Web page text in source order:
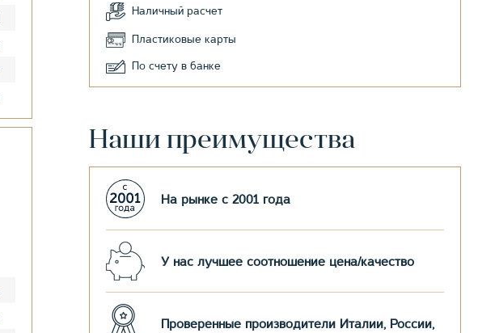
Наличный расчет
Пластиковые карты
По счету в банке
Наши преимущества
На рынке с 2001 года
У нас лучшее соотношение цена/качество
Проверенные производители Италии, России,